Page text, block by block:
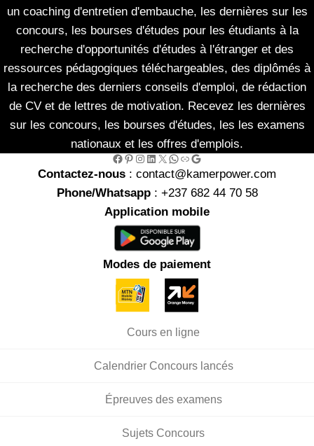
un coaching d'entretien d'embauche, les dernières sur les
concours, les bourses d'études pour les étudiants à la
recherche d'opportunités d'études à l'étranger et des
ressources pédagogiques téléchargeables, des diplômés à
la recherche des derniers conseils d'emploi, de rédaction
de CV et de lettres de motivation. Recevez les dernières
sur les concours, les bourses d'études, les les examens
nationaux et les offres d'emplois.
Facebook Pinterest Instagram LinkedIn X WhatsApp Link Google
Contactez-nous : contact@kamerpower.com
Phone/Whatsapp: +237 682 44 70 58
Application mobile
Modes de paiement
Cours en ligne
Calendrier Concours lancés
Épreuves des examens
Sujets Concours